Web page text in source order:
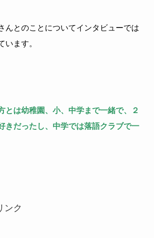
んとのことについてインタビューでは
います。
とは幼稚園、小、中学まで一緒で、２
きだったし、中学では落語クラブで一
ンク